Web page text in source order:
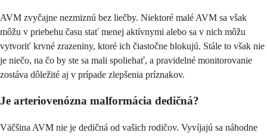
AVM zvyčajne nezmiznú bez liečby. Niektoré malé AVM sa však
môžu v priebehu času stať menej aktívnymi alebo sa v nich môžu
vytvoriť krvné zrazeniny, ktoré ich čiastočne blokujú. Stále to však nie
je niečo, na čo by ste sa mali spoliehať, a pravidelné monitorovanie
zostáva dôležité aj v prípade zlepšenia príznakov.
Je arteriovenózna malformácia dedičná?
Väčšina AVM nie je dedičná od vašich rodičov. Vyvíjajú sa náhodne